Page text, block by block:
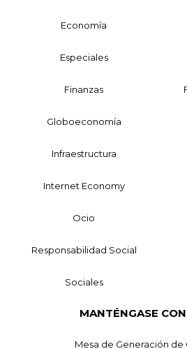
Economía
Especiales
Finanzas
Globoeconomía
Infraestructura
Internet Economy
Ocio
Responsabilidad Social
Sociales
MANTÉNGASE
Mesa de Generación de